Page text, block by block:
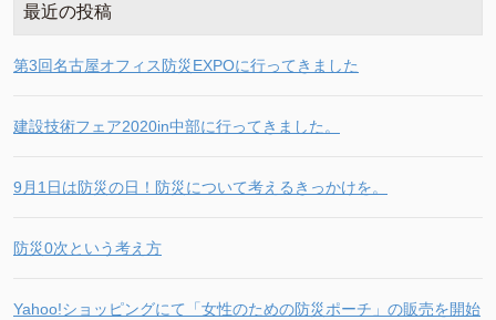
最近の投稿
第3回名古屋オフィス防災EXPOに行ってきました
建設技術フェア2020in中部に行ってきました。
9月1日は防災の日！防災について考えるきっかけを。
防災0次という考え方
Yahoo!ショッピングにて「女性のための防災ポーチ」の販売を開始